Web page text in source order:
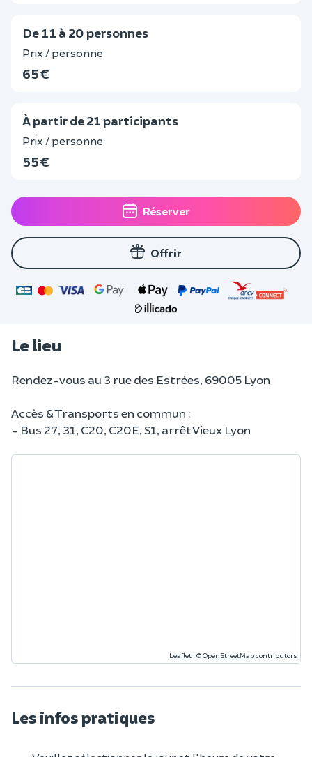
De 11 à 20 personnes
Prix / personne
65 €
À partir de 21 participants
Prix / personne
55 €
Réserver
Offrir
Le lieu
Rendez-vous au 3 rue des Estrées, 69005 Lyon
Accès & Transports en commun :
- Bus 27, 31, C20, C20E, S1, arrêt Vieux Lyon
Leaflet | ©OpenStreetMapcontributors
Les infos pratiques